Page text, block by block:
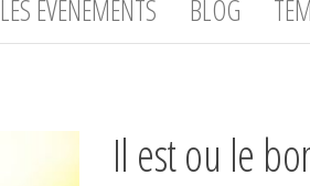
LES ÉVÈNEMENTS BLOG
Il est ou le